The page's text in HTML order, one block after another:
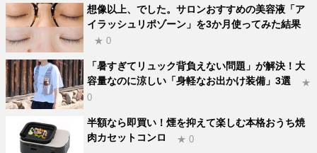
想像以上、でした。サロンおすすめの美容液「ア
イラッシュリポゾーン」を3か月使ってみた結果
★ 0
「暑すぎてリュック背負えない問題」が解決！大
容量なのに涼しい「身軽なお出かけ装備」3選
★
0
半額なら即買い！煙を抑えて楽しむ本格おうち焼
肉カセットコンロ
★ 0